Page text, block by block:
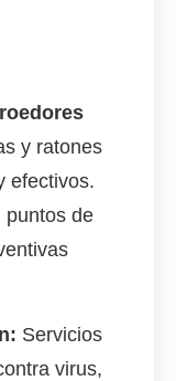
y ratones
efectivos.
puntos de
Servicios
virus,